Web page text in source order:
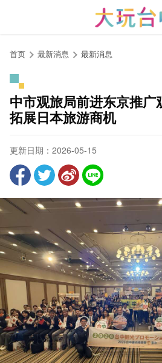
首页 最新消息 最新消息
中市观旅局前进东京推
拓展日本旅游商机
更新日期：2026-05-15